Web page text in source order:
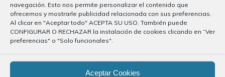
navegación. Esto nos permite personalizar el contenido que
ofrecemos y mostrarle publicidad relacionada con sus preferencias.
Al clicar en "Aceptar todo" ACEPTA SU USO. También puede
CONFIGURAR O RECHAZAR la instalación de cookies clicando en “Ver
preferencias" o "Solo funcionales".
Aceptar Cookies
Política de Privacidad